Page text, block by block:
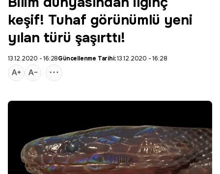
keşif! Tuhaf görünümlü yeni
yılan türü şaşırttı!
13.12.2020 - 16:28Güncellenme Tarihi:13.12.2020 - 16:28